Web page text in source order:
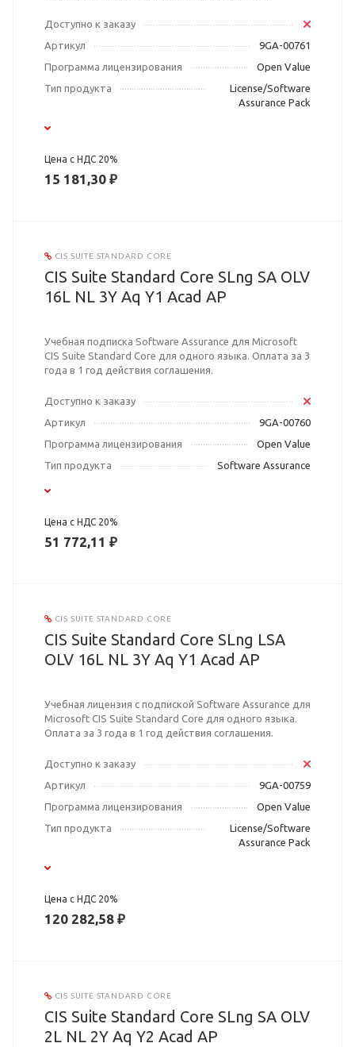
Доступно к заказу
Артикул
9GA-00761
Программа лицензирования
Open Value
Тип продукта
License/Software
Assurance Pack
Цена с НДС 20%
15 181,30 ₽
CIS SUITE STANDARD CORE
CIS Suite Standard Core SLng SA OLV
16L NL 3Y Aq Y1 Acad AP
Учебная подписка Software Assurance для Microsoft
CIS Suite Standard Core для одного языка. Оплата за 3
года в 1 год действия соглашения.
Доступно к заказу
Артикул
9GA-00760
Программа лицензирования
Open Value
Тип продукта
Software Assurance
Цена с НДС 20%
51 772,11 ₽
CIS SUITE STANDARD CORE
CIS Suite Standard Core SLng LSA
OLV 16L NL 3Y Aq Y1 Acad AP
Учебная лицензия с подпиской Software Assurance для
Microsoft CIS Suite Standard Core для одного языка.
Оплата за 3 года в 1 год действия соглашения.
Доступно к заказу
Артикул
9GA-00759
Программа лицензирования
Open Value
Тип продукта
License/Software
Assurance Pack
Цена с НДС 20%
120 282,58 ₽
CIS SUITE STANDARD CORE
CIS Suite Standard Core SLng SA OLV
2L NL 2Y Aq Y2 Acad AP